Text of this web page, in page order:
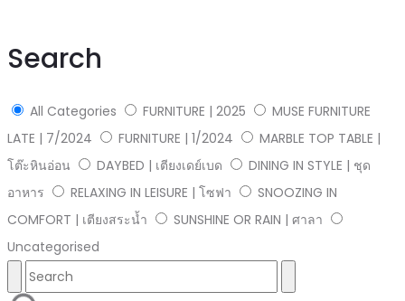
Search
All Categories FURNITURE | 2025
MUSE FURNITURE
LATE | 7/2024
FURNITURE | 1/2024
MARBLE TOP TABLE |
โต๊ะหินอ่อน
DAYBED | เตียงเดย์เบด
DINING IN STYLE | ชุด
อาหาร
RELAXING IN LEISURE | โซฟา
SNOOZING IN
COMFORT | เตียงสระน้ำ
SUNSHINE OR RAIN | ศาลา
Uncategorised